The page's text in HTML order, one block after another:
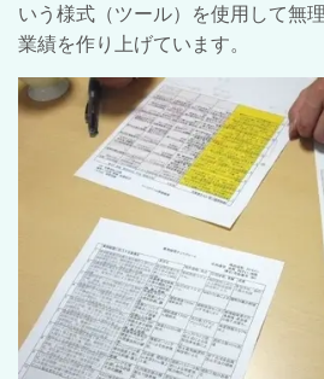
いう様式（ツール）を使用して無
業績を作り上げています。